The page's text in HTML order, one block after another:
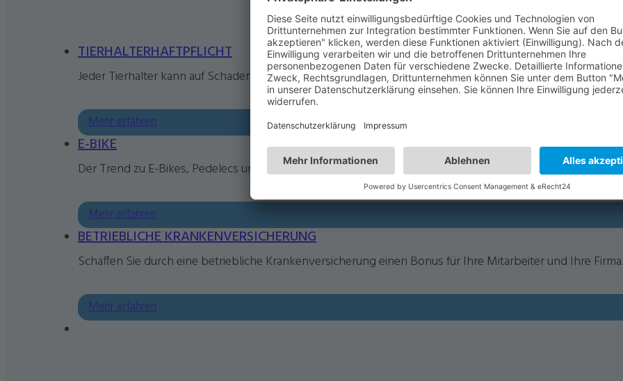
TIERHALTERHAFTPFLICHT
Jeder Tierhalter kann auf Schadenersatz in Anspruch genommen werden, sobald sein Tier einen Dritten
Mehr erfahren
E-BIKE
Der Trend zu E-Bikes, Pedelecs und teuren Fahrrädern ist kaum zu bremsen. Über eventuell nötig
Mehr erfahren
BETRIEBLICHE KRANKENVERSICHERUNG
Schaffen Sie durch eine betriebliche Krankenversicherung einen Bonus für Ihre Mitarbeiter und Ihre Firma.
Mehr erfahren